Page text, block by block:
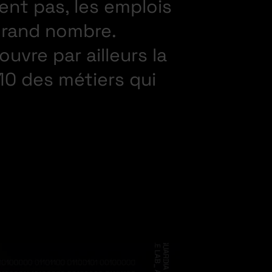
pas, les emplois
nombre.
par ailleurs la
des métiers qui